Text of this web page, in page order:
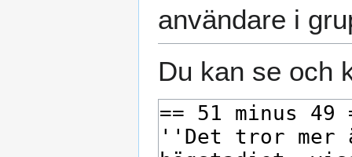
användare i
Du kan se och